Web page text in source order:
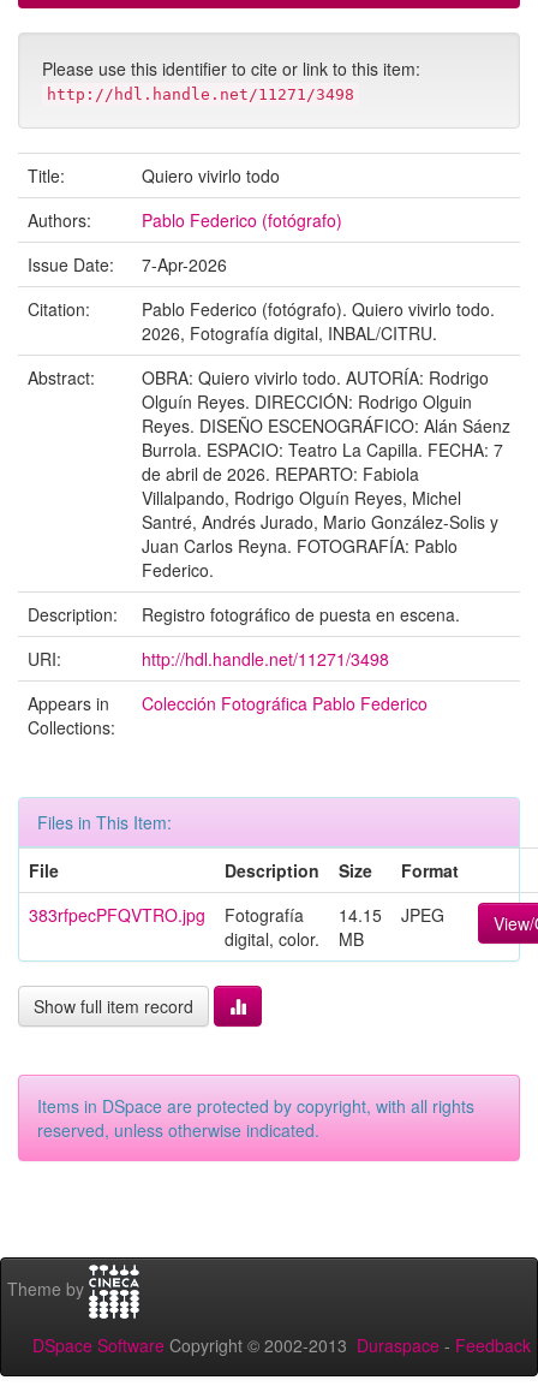
Please use this identifier to cite or link to this item:
http://hdl.handle.net/11271/3498
Title:
Quiero vivirlo todo
Authors:
Pablo Federico (fotógrafo)
Issue Date:
7-Apr-2026
Citation:
Pablo Federico (fotógrafo). Quiero vivirlo todo.
2026, Fotografía digital, INBAL/CITRU.
Abstract:
OBRA: Quiero vivirlo todo. AUTORÍA: Rodrigo
Olguín Reyes. DIRECCIÓN: Rodrigo Olguin
Reyes. DISEÑO ESCENOGRÁFICO: Alán Sáenz
Burrola. ESPACIO: Teatro La Capilla. FECHA: 7
de abril de 2026. REPARTO: Fabiola
Villalpando, Rodrigo Olguín Reyes, Michel
Santré, Andrés Jurado, Mario González-Solis y
Juan Carlos Reyna. FOTOGRAFÍA: Pablo
Federico.
Description:
Registro fotográfico de puesta en escena.
URI:
http://hdl.handle.net/11271/3498
Appears in
Collections:
Colección Fotográfica Pablo Federico
Files in This Item:
File
Description Size
Format
383rfpecPFQVTRO.jpg
Fotografía
digital, color.
14.15
MB
JPEG
Show full item record
Items in DSpace are protected by copyright, with all rights
reserved, unless otherwise indicated.
Theme by
DSpace Software Copyright © 2002-2013 Duraspace - Feedback